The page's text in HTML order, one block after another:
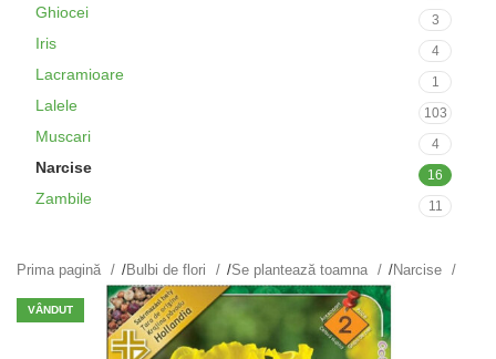
Ghiocei 3
Iris 4
Lacramioare 1
Lalele 103
Muscari 4
Narcise 16
Zambile 11
Prima pagină /Bulbi de flori /Se plantează toamna /Narcise
VÂNDUT